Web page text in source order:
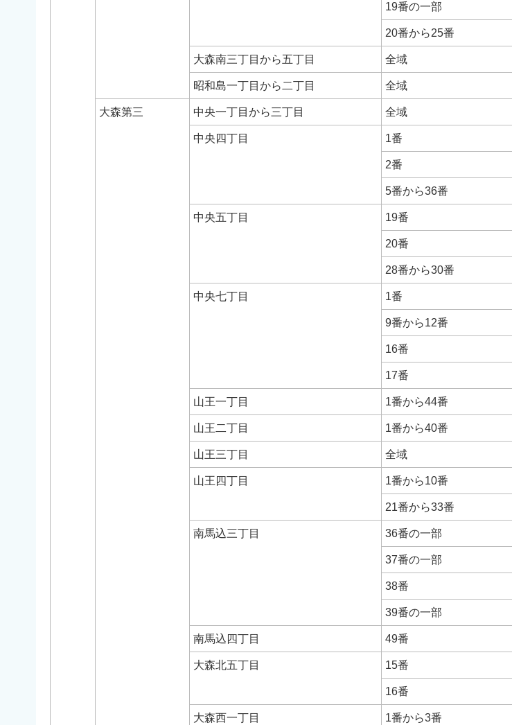
19番の一部
20番から25番
大森南三丁目から五丁目 全域
昭和島一丁目から二丁目 全域
大森第三 中央一丁目から三丁目 全域
中央四丁目 1番
2番
5番から36番
中央五丁目 19番
20番
28番から30番
中央七丁目 1番
9番から12番
16番
17番
山王一丁目 1番から44番
山王二丁目 1番から40番
山王三丁目 全域
山王四丁目 1番から10番
21番から33番
南馬込三丁目 36番の一部
37番の一部
38番
39番の一部
南馬込四丁目 49番
大森北五丁目 15番
16番
大森西一丁目 1番から3番